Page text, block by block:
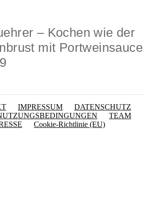
– Kochen wie der
mit Portweinsauce
IMPRESSUM
DATENSCHUTZ
TEAM
Cookie-Richtlinie (EU)